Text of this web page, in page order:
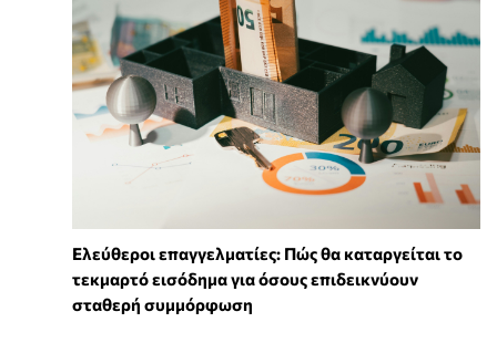
Ελεύθεροι επαγγελματίες: Πώς θα καταργείται το
τεκμαρτό εισόδημα για όσους επιδεικνύουν
σταθερή συμμόρφωση